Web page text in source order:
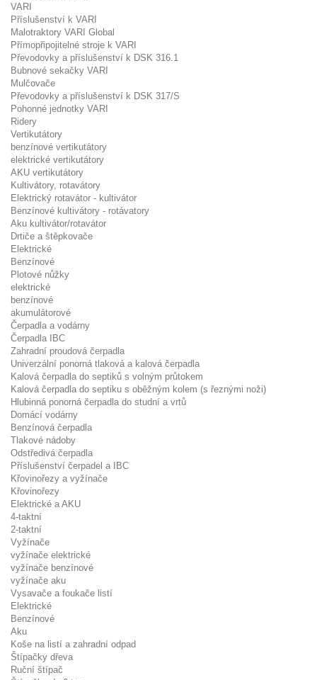
VARI
Příslušenství k VARI
Malotraktory VARI Global
Přímopřipojitelné stroje k VARI
Převodovky a příslušenství k DSK 316.1
Bubnové sekačky VARI
Mulčovače
Převodovky a příslušenství k DSK 317/S
Pohonné jednotky VARI
Ridery
Vertikutátory
benzínové vertikutátory
elektrické vertikutátory
AKU vertikutátory
Kultivátory, rotavátory
Elektrický rotavátor - kultivátor
Benzínové kultivátory - rotávatory
Aku kultivátor/rotavátor
Drtiče a štěpkovače
Elektrické
Benzínové
Plotové nůžky
elektrické
benzínové
akumulátorové
Čerpadla a vodárny
Čerpadla IBC
Zahradní proudová čerpadla
Univerzální ponorná tlaková a kalová čerpadla
Kalová čerpadla do septiků s volným průtokem
Kalová čerpadla do septiku s oběžným kolem (s řeznými noži)
Hlubinná ponorná čerpadla do studní a vrtů
Domácí vodárny
Benzínová čerpadla
Tlakové nádoby
Odstředivá čerpadla
Příslušenství čerpadel a IBC
Křovinořezy a vyžínače
Křovinořezy
Elektrické a AKU
4-taktní
2-taktní
Vyžínače
vyžínače elektrické
vyžínače benzínové
vyžínače aku
Vysavače a foukače listí
Elektrické
Benzínové
Aku
Koše na listí a zahradní odpad
Štípačky dřeva
Ruční štípač